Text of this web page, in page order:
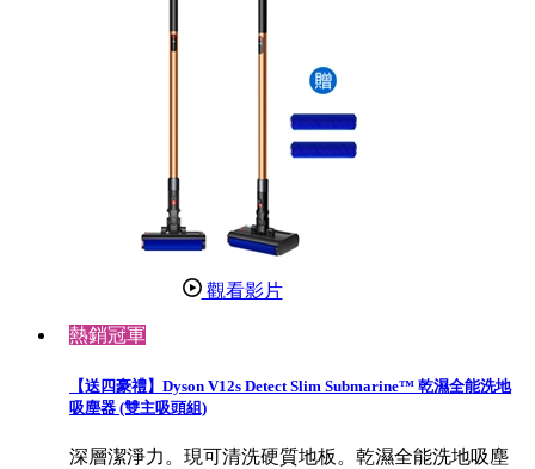
觀看影片
熱銷冠軍
【送四豪禮】Dyson V12s Detect Slim Submarine™ 乾濕全能洗地
吸塵器 (雙主吸頭組)
深層潔淨力。現可清洗硬質地板。乾濕全能洗地吸塵